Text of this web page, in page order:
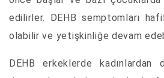
edilirler. DEHB semptomları
olabilir ve yetişkinliğe devam
DEHB erkeklerde kadınlardan